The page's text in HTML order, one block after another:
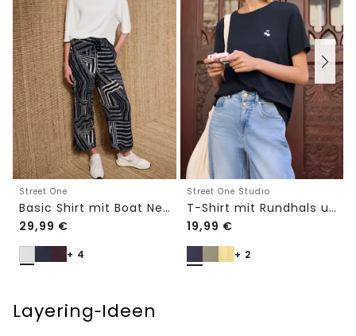
Street One
Basic Shirt mit Boat Neck und Elastikbund
29,99 €
+ 4
Street One Studio
T-Shirt mit Rundhals und Embroidery-Detail
19,99 €
+ 2
Layering‑Ideen